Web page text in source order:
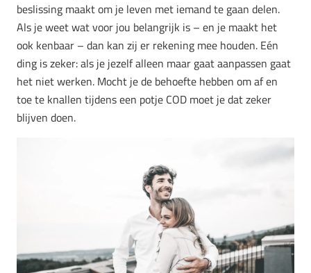
beslissing maakt om je leven met iemand te gaan delen.
Als je weet wat voor jou belangrijk is – en je maakt het
ook kenbaar – dan kan zij er rekening mee houden. Eén
ding is zeker: als je jezelf alleen maar gaat aanpassen gaat
het niet werken. Mocht je de behoefte hebben om af en
toe te knallen tijdens een potje COD moet je dat zeker
blijven doen.